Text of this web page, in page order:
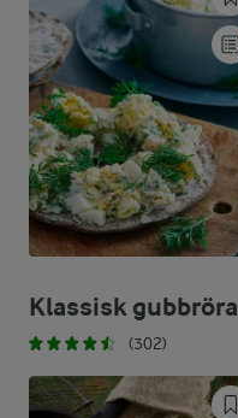
Klassisk gubbröra
(302)